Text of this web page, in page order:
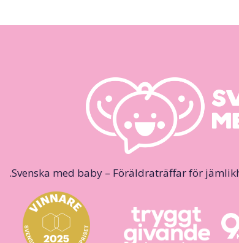
Svenska med baby – Föräldraträffar för